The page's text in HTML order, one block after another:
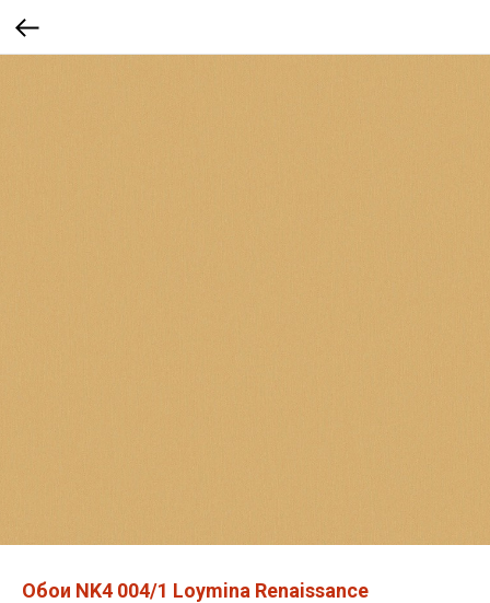
Обои NK4 004/1 Loymina Renaissance